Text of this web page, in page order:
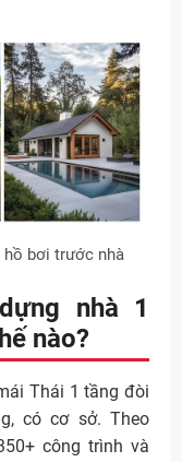
bơi trước nhà
nhà 1
nào?
Thái 1 tầng đòi
có cơ sở. Theo
công trình và